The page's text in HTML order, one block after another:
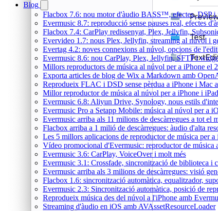
Blog
Flacbox 7.6: nou motor d'àudio BASS™, efectes, DSP i
Evermusic 8.7: reproducció sense pauses real, efectes
Flacbox 7.4: CarPlay redissenyat, Plex, Jellyfin,
Evervideo 1.7: nous Plex, Jellyfin, streaming al núvol i
Evertag 4.2: noves connexions al núvol, opcions de
Evermusic 8.6: nou CarPlay, Plex, Jellyfin, SFTP i
Millors reproductors de música al núvol per a iPhone el
Exporta articles de blog de Wix a Markdown amb
Reprodueix FLAC i DSD sense pèrdua a iPhone i Mac
Millor reproductor de música al núvol per a iPhone i iPad
Evermusic 6.8: Aliyun Drive, Synology, nous estils
Evermusic Pro a Setapp Mobile: música al núvol per a
Evermusic arriba als 11 milions de descàrregues a tot el
Flacbox arriba a 1 milió de descàrregues: àudio d'alta
Les 5 millors aplicacions de reproductor de música per a
Vídeo promocional d'Evermusic: reproductor de música
Evermusic 3.6: CarPlay, VoiceOver i molt més
Evermusic 3.1: Crossfade, sincronització de biblioteca i
Evermusic arriba als 3 milions de descàrregues: visió
Flacbox 1.6: sincronització automàtica, equalitzador,
Evermusic 2.3: Sincronització automàtica, posició de
Reprodueix música des del núvol a l'iPhone amb
Streaming d'àudio en iOS amb AVAssetResourceLoader